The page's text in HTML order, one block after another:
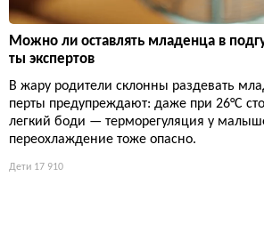
Можно ли оставлять младенца в
ты экспертов
В жару родители склонны раздевать
перты предупреждают: даже при 26°C
легкий боди — терморегуляция у
переохлаждение тоже опасно.
Дети 17 910